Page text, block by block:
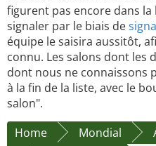
figurent pas encore dans
signaler par le biais de
équipe le saisira aussitôt,
connu. Les salons dont les
dont nous ne connaissons
à la fin de la liste, avec le
salon".
Home
Mondial